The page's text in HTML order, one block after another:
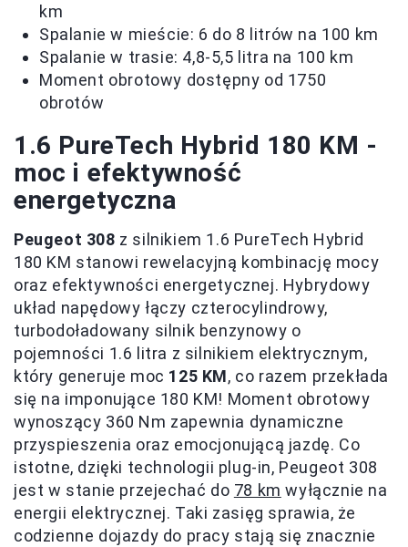
km
Spalanie w mieście: 6 do 8 litrów na 100 km
Spalanie w trasie: 4,8-5,5 litra na 100 km
Moment obrotowy dostępny od 1750
obrotów
1.6 PureTech Hybrid 180 KM -
moc i efektywność
energetyczna
Peugeot 308 z silnikiem 1.6 PureTech Hybrid
180 KM stanowi rewelacyjną kombinację mocy
oraz efektywności energetycznej. Hybrydowy
układ napędowy łączy czterocylindrowy,
turbodoładowany silnik benzynowy o
pojemności 1.6 litra z silnikiem elektrycznym,
który generuje moc 125 KM, co razem przekłada
się na imponujące 180 KM! Moment obrotowy
wynoszący 360 Nm zapewnia dynamiczne
przyspieszenia oraz emocjonującą jazdę. Co
istotne, dzięki technologii plug-in, Peugeot 308
jest w stanie przejechać do 78 km wyłącznie na
energii elektrycznej. Taki zasięg sprawia, że
codzienne dojazdy do pracy stają się znacznie